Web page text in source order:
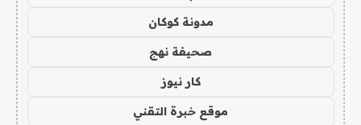
مدونة كوكان
صحيفة نهج
كار نيوز
موقع خبرة التقني